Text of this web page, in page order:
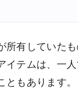
所有していた
イテムは、一
ともあります。